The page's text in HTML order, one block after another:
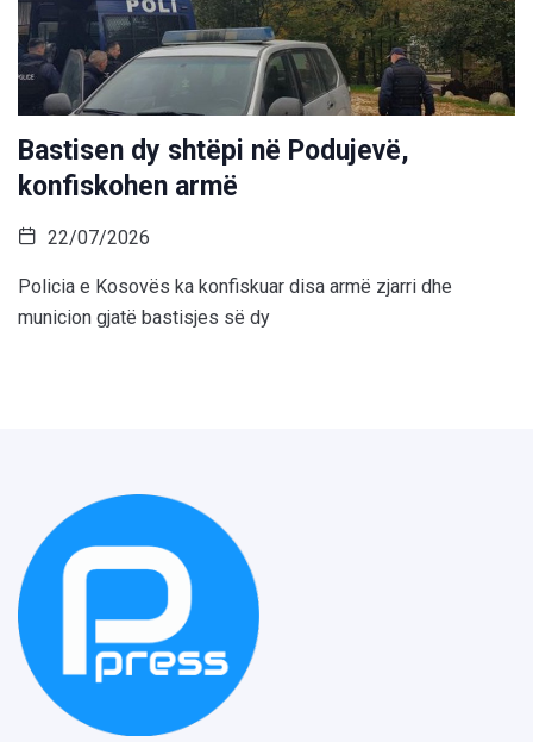
Bastisen dy shtëpi në Podujevë,
konfiskohen armë
22/07/2026
Policia e Kosovës ka konfiskuar disa armë zjarri dhe
municion gjatë bastisjes së dy